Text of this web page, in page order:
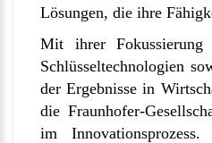
Lösungen, die ihre
Mit ihrer Fokussierung
Schlüsseltechnologien
der Ergebnisse in
die Fraunhofer-
im